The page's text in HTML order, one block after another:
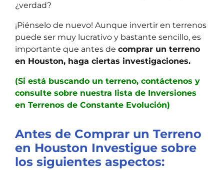
¿verdad?
¡Piénselo de nuevo! Aunque invertir en terrenos
puede ser muy lucrativo y bastante sencillo, es
importante que antes de comprar un terreno
en Houston, haga ciertas investigaciones.
(Si está buscando un terreno, contáctenos y
consulte sobre nuestra lista de Inversiones
en Terrenos de Constante Evolución)
Antes de Comprar un Terreno
en Houston Investigue sobre
los siguientes aspectos: